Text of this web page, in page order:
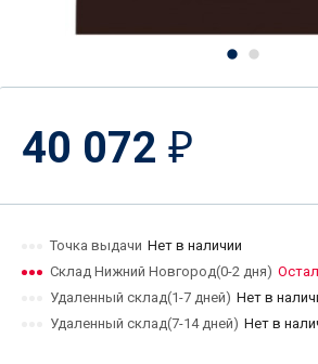
40 072 ₽
Точка выдачи Нет в наличии
Склад Нижний Новгород(0-2 дня)
Удаленный склад(1-7 дней) Нет в
Удаленный склад(7-14 дней) Нет в